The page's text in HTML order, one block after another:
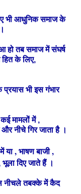
हुए भी आधुनिक समाज के
हो तब समाज में संघर्ष
हित के लिए,
भी इस गंभार
मामलों में ,
नीचे गिर जाता है ।
मेंया , भाषण बाजी ,
दिए जाते हैं ।
नीचले तबक्के में कैद